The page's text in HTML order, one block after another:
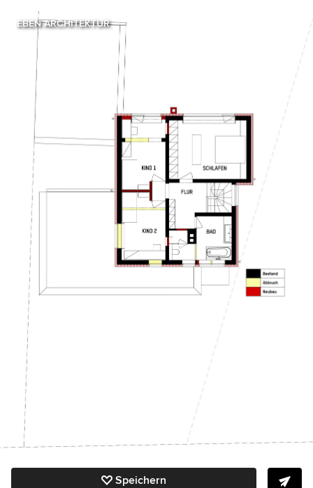
EBEN ARCHITEKTUR
Speichern